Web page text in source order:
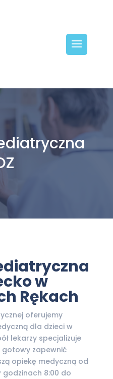
w
Rękach
oferujemy
dla dzieci w
lekarzy specjalizuje
gotowy zapewnić
opiekę medyczną od
godzinach 8:00 do